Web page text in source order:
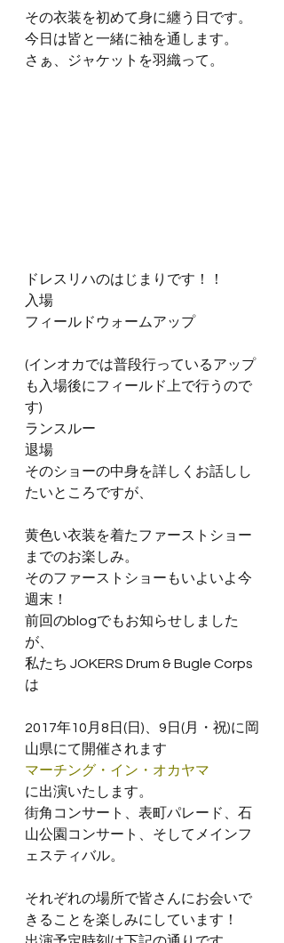
その衣装を初めて身に纏う日です。
今日は皆と一緒に袖を通します。
さぁ、ジャケットを羽織って。
ドレスリハのはじまりです！！
入場
フィールドウォームアップ
(インオカでは普段行っているアップ
も入場後にフィールド上で行うので
す)
ランスルー
退場
そのショーの中身を詳しくお話しし
たいところですが、
黄色い衣装を着たファーストショー
までのお楽しみ。
そのファーストショーもいよいよ今
週末！
前回のblogでもお知らせしました
が、
私たち JOKERS Drum & Bugle Corps
は
2017年10月8日(日)、9日(月・祝)に岡
山県にて開催されます
マーチング・イン・オカヤマ
に出演いたします。
街角コンサート、表町パレード、石
山公園コンサート、そしてメインフ
ェスティバル。
それぞれの場所で皆さんにお会いで
きることを楽しみにしています！